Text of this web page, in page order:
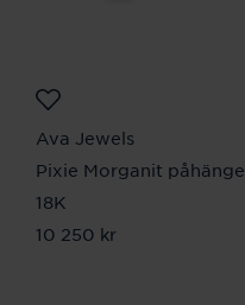
Ava Jewels
Pixie Morganit påhänge
18K
Pris:10 250 kr
10 250 kr